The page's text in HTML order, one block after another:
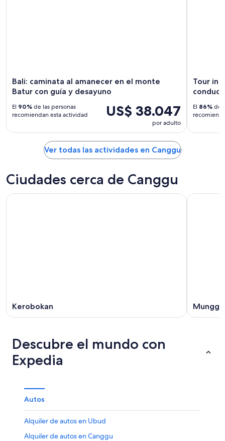
Bali: caminata al amanecer en el monte
Batur con guía y desayuno
US$ 38.047
por adulto
El 90% de las personas
recomiendan esta actividad
Tour
El 86% de
Ver todas las actividades en Canggu
Ciudades cerca de Canggu
Kerobokan Munggu
Descubre el mundo con
Expedia
Autos
Alquiler de autos en Ubud
Alquiler de autos en Canggu